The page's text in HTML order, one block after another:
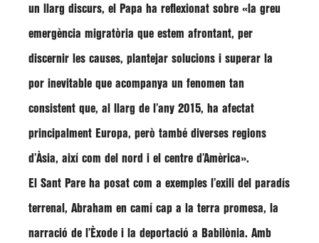
un llarg discurs, el Papa ha reflexionat sobre «la greu
emergència migratòria que estem afrontant, per
discernir les causes, plantejar solucions i superar la
por inevitable que acompanya un fenomen tan
consistent que, al llarg de l’any 2015, ha afectat
principalment Europa, però també diverses regions
d’Àsia, així com del nord i el centre d’Amèrica».
El Sant Pare ha posat com a exemples l’exili del paradís
terrenal, Abraham en camí cap a la terra promesa, la
narració de l’Èxode i la deportació a Babilònia. Amb